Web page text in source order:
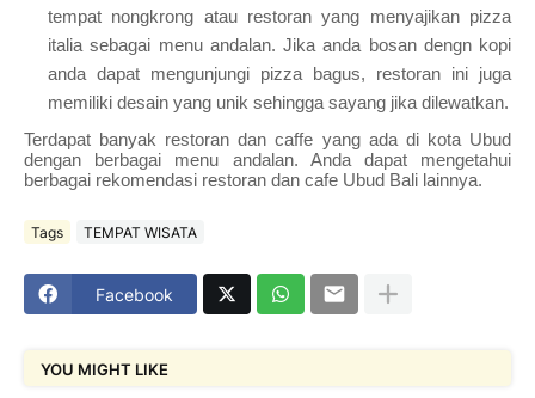
tempat nongkrong atau restoran yang menyajikan pizza
italia sebagai menu andalan. Jika anda bosan dengn kopi
anda dapat mengunjungi pizza bagus, restoran ini juga
memiliki desain yang unik sehingga sayang jika dilewatkan.
Terdapat banyak restoran dan caffe yang ada di kota Ubud
dengan berbagai menu andalan. Anda dapat mengetahui
berbagai rekomendasi restoran dan cafe Ubud Bali lainnya.
Tags TEMPAT WISATA
Facebook
YOU MIGHT LIKE